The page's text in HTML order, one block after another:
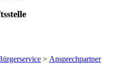
> Ansprechpartner